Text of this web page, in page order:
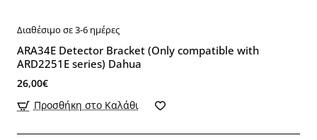
Διαθέσιμο σε 3-6 ημέρες
ARA34E Detector Bracket (Only compatible with
ARD2251E series) Dahua
26,00€
Προσθήκη στο Καλάθι